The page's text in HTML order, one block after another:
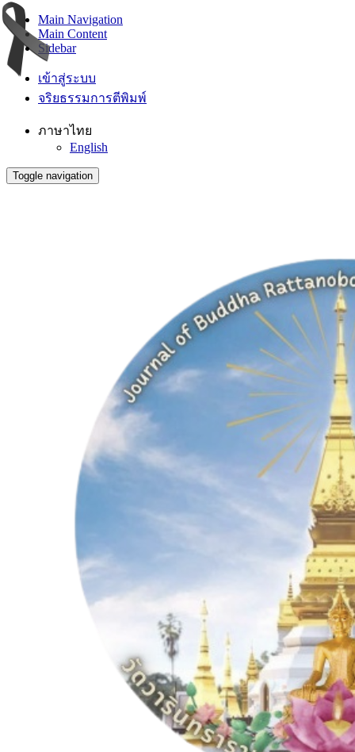
Main Navigation
Main Content
Sidebar
เข้าสู่ระบบ
จริยธรรมการตีพิมพ์
ภาษาไทย
English
Toggle navigation